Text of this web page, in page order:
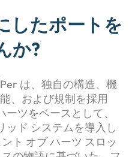
したポートを
か?
Per は、独自の構造、機
能、および規制を採用
ツをベースとして、
ッド システムを導入し
ト オブ ハーツ スロッ